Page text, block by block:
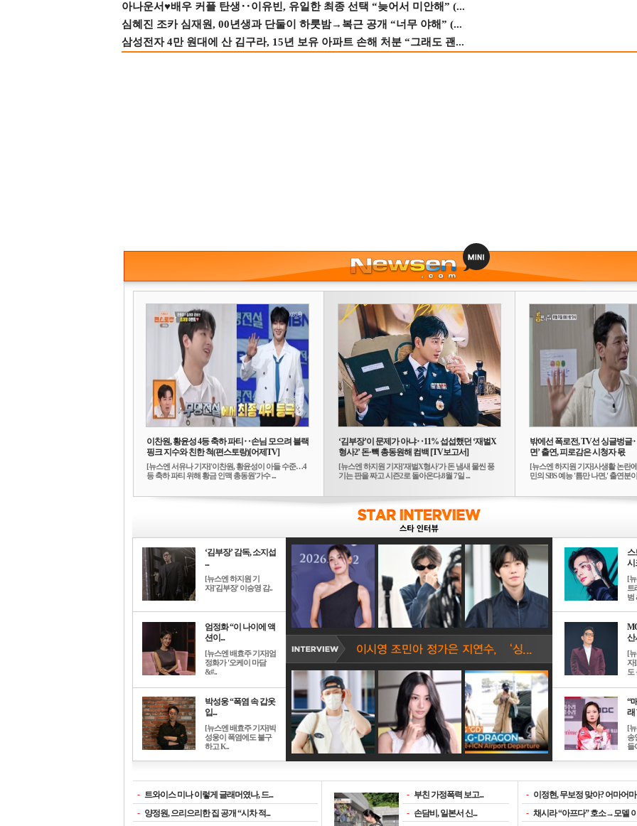
아나운서♥배우 커플 탄생‥이유빈, 유일한 최종 선택 “늦어서 미안해” (...
심혜진 조카 심재원, 00년생과 단둘이 하룻밤→복근 공개 “너무 야해” (...
삼성전자 4만 원대에 산 김구라, 15년 보유 아파트 손해 처분 “그래도 괜...
이찬원, 황윤성 4등 축하 파티‥손님 모으려 블랙
핑크 지수와 친한 척(편스토랑)[어제TV]
[뉴스엔 서유나 기자]'이찬원, 황윤성이 아들 수준…4
등 축하 파티 위해 황금 인맥 총동원'가수 ...
‘김부장’이 문제가 아냐‥11% 섭섭했던 ‘재벌X
형사2’ 돈·빽 총동원해 컴백 [TV보고서]
[뉴스엔 하지원 기자]'재벌X형사'가 돈 냄새 물씬 풍
기는 판을 짜고 시즌2로 돌아온다.8월 7일 ...
밖에선 폭로전, TV선 싱글벙글
면’ 출연, 피로감은 시청자 몫
[뉴스엔 하지원 기자]사생활 논란
민의 SBS 예능 '틈만 나면,' 출연분
‘김부장’ 감독, 소지섭
...
[뉴스엔 하지원 기
자]'김부장' 이승영 감..
엄정화 “이 나이에 액
션이...
[뉴스엔 배효주 기자]엄
정화가 '오케이 마담
&#..
박성웅 “폭염 속 갑옷
입...
[뉴스엔 배효주 기자]박
성웅이 폭염에도 불구
하고 K..
스
시
[
트
범
산
[
자
도
“
래
[
송
들
- 트와이스 미나 이렇게 글래머였나, 드...
- 양정원, 으리으리한 집 공개 “시차 적...
- 부친 가정폭력 보고...
- 손담비, 일본서 신...
- 이정현, 무보정 맞아? 어마어마
- 채시라 “아프다” 호소→모델